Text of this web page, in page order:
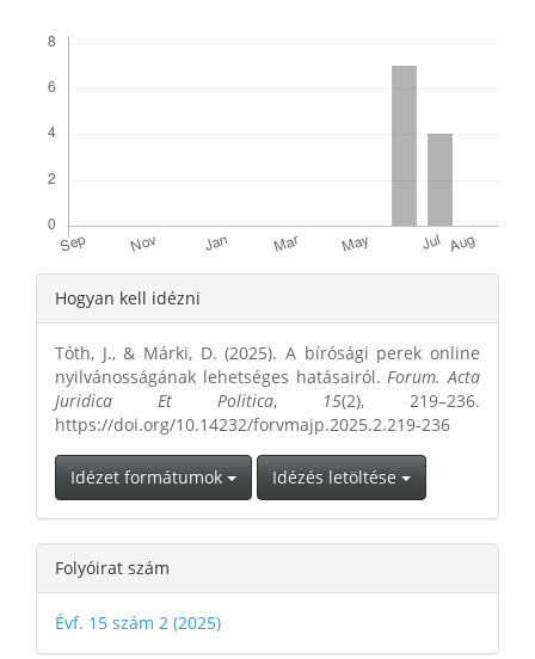
Article
Details
Hogyan kell idézni
Tóth, J., & Márki, D. (2025). A bírósági perek online
nyilvánosságának lehetséges hatásairól. Forum. Acta
Juridica Et Politica, 15(2), 219–236.
https://doi.org/10.14232/forvmajp.2025.2.219-236
Idézet formátumok Idézés letöltése
Folyóirat szám
Évf. 15 szám 2 (2025)